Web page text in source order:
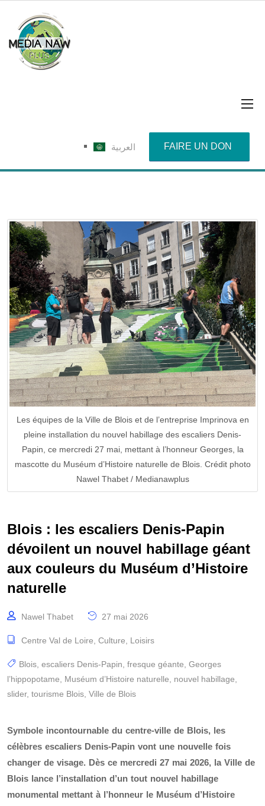
العربية FAIRE UN DON
Les équipes de la Ville de Blois et de l’entreprise Imprinova en
pleine installation du nouvel habillage des escaliers Denis-
Papin, ce mercredi 27 mai, mettant à l’honneur Georges, la
mascotte du Muséum d’Histoire naturelle de Blois. Crédit photo
Nawel Thabet / Medianawplus
Blois : les escaliers Denis-Papin
dévoilent un nouvel habillage géant
aux couleurs du Muséum d’Histoire
naturelle
Nawel Thabet 27 mai 2026
Centre Val de Loire Culture Loisirs
Blois escaliers Denis-Papin fresque géante Georges
l’hippopotame
Muséum d’Histoire naturelle nouvel habillage
slider, tourisme Blois Ville de Blois
Symbole incontournable du centre-ville de Blois, les
célèbres escaliers Denis-Papin vont une nouvelle fois
changer de visage. Dès ce mercredi 27 mai 2026, la Ville de
Blois lance l’installation d’un tout nouvel habillage
monumental mettant à l’honneur le Muséum d’Histoire